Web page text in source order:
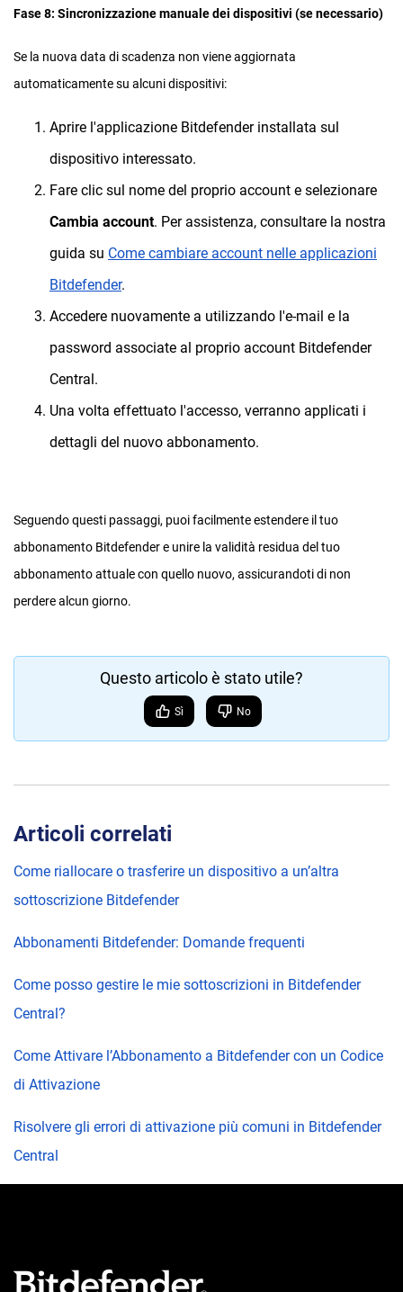
Fase 8: Sincronizzazione manuale dei dispositivi (se necessario)
Se la nuova data di scadenza non viene aggiornata
automaticamente su alcuni dispositivi:
Aprire l'applicazione Bitdefender installata sul
dispositivo interessato.
Fare clic sul nome del proprio account e selezionare
Cambia account. Per assistenza, consultare la nostra
guida su Come cambiare account nelle applicazioni
Bitdefender.
Accedere nuovamente a utilizzando l'e-mail e la
password associate al proprio account Bitdefender
Central.
Una volta effettuato l'accesso, verranno applicati i
dettagli del nuovo abbonamento.
Seguendo questi passaggi, puoi facilmente estendere il tuo
abbonamento Bitdefender e unire la validità residua del tuo
abbonamento attuale con quello nuovo, assicurandoti di non
perdere alcun giorno.
Questo articolo è stato utile?
Sì No
Articoli correlati
Come riallocare o trasferire un dispositivo a un’altra
sottoscrizione Bitdefender
Abbonamenti Bitdefender: Domande frequenti
Come posso gestire le mie sottoscrizioni in Bitdefender
Central?
Come Attivare l’Abbonamento a Bitdefender con un Codice
di Attivazione
Risolvere gli errori di attivazione più comuni in Bitdefender
Central